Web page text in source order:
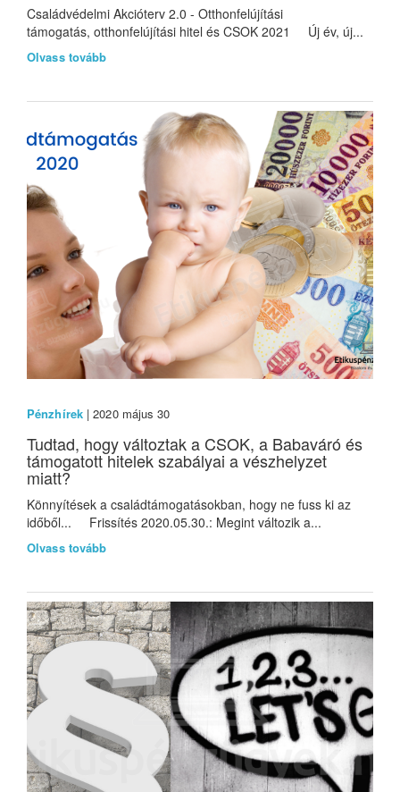
Családvédelmi Akcióterv 2.0 - Otthonfelújítási
támogatás, otthonfelújítási hitel és CSOK 2021 Új év, új...
Olvass tovább
Pénzhírek| 2020 május 30
Tudtad, hogy változtak a CSOK, a Babaváró és
támogatott hitelek szabályai a vészhelyzet
miatt?
Könnyítések a családtámogatásokban, hogy ne fuss ki az
időből... Frissítés 2020.05.30.: Megint változik a...
Olvass tovább